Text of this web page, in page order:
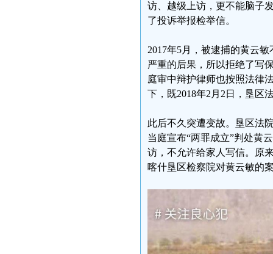
访、越级上访，更不能脑子
了投诉举报检举信。
2017年5月，被逮捕的黄云
严重的后果，所以拒绝了写
庭审中辩护律师也按照法律
下，既2018年2月2日，垦区
此后不久突遭变故。垦区法
当庭宣布“两罪成立”判处黄
访，不允许给家人写信。原
喀什垦区检察院对黄云敏的